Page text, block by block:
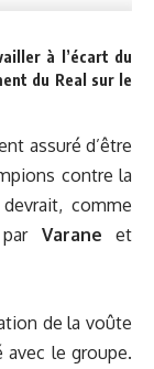
à l’écart du
du Real sur le
assuré d’être
contre la
comme
Varane et
de la voûte
avec le groupe.